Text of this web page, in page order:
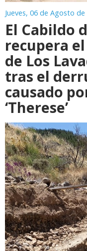
Jueves, 06 de Agosto de
El Cabildo
recupera
de Los
tras el
causado
‘Therese’